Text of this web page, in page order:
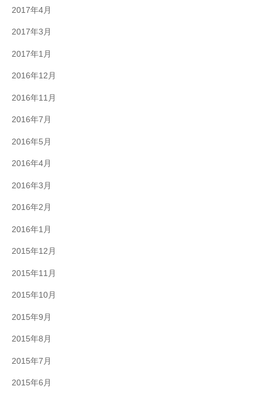
2017年4月
2017年3月
2017年1月
2016年12月
2016年11月
2016年7月
2016年5月
2016年4月
2016年3月
2016年2月
2016年1月
2015年12月
2015年11月
2015年10月
2015年9月
2015年8月
2015年7月
2015年6月